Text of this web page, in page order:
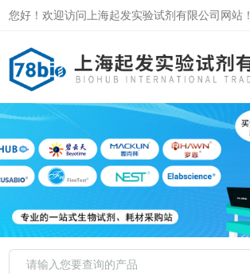
您好！欢迎访问上海起发实验试剂有限公司网站！